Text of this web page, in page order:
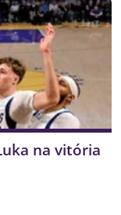
na vitória